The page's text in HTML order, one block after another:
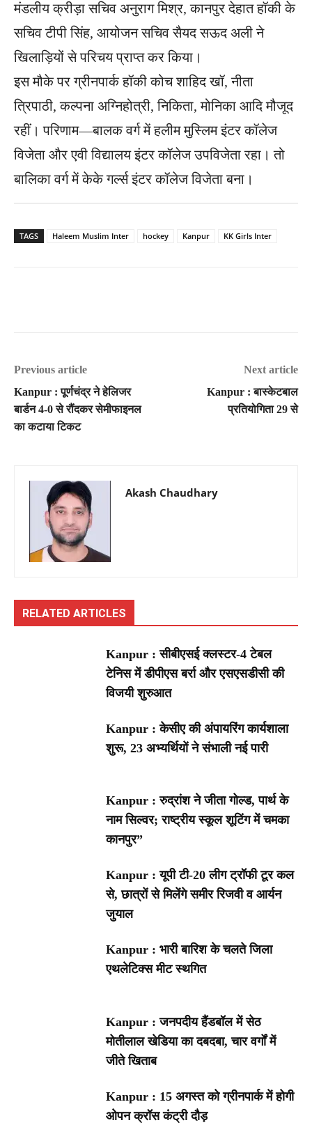
मंडलीय क्रीड़ा सचिव अनुराग मिश्र, कानपुर देहात हॉकी के
सचिव टीपी सिंह, आयोजन सचिव सैयद सऊद अली ने ​
खिलाड़ियों से परिचय प्राप्त कर किया।
इस मौके पर ग्रीनपार्क हॉकी कोच शाहिद खॉ, नीता
त्रिपाठी, कल्पना अ​ग्निहोत्री, निकिता, मोनिका आदि मौजूद
रहीं। परिणाम—बालक वर्ग में हलीम मु​स्लिम इंटर कॉलेज
विजेता और एवी विद्यालय इंटर कॉलेज उपविजेता रहा। तो
बालिका वर्ग में केके गर्ल्स इंटर कॉलेज विजेता बना।
TAGS Haleem Muslim Inter hockey Kanpur KK Girls Inter
Previous article
Kanpur : पूर्णचंद्र ने हेलिजर
बार्डन 4-0 से रौंदकर सेमीफाइनल
का कटाया टिकट
Next article
Kanpur : बास्केटबाल
प्रतियोगिता 29 से
Akash Chaudhary
RELATED ARTICLES
Kanpur : सीबीएसई क्लस्टर-4 टेबल
टेनिस में डीपीएस बर्रा और एसएसडीसी की
विजयी शुरुआत
Kanpur : केसीए की अंपायरिंग कार्यशाला
शुरू, 23 अभ्यर्थियों ने संभाली नई पारी
Kanpur : रुद्रांश ने जीता गोल्ड, पार्थ के
नाम सिल्वर; राष्ट्रीय स्कूल शूटिंग में चमका
कानपुर”
Kanpur : यूपी टी-20 लीग ट्रॉफी टूर कल
से, छात्रों से मिलेंगे समीर रिजवी व आर्यन
जुयाल
Kanpur : भारी बारिश के चलते जिला
एथलेटिक्स मीट स्थगित
Kanpur : जनपदीय हैंडबॉल में सेठ
मोतीलाल खेडिया का दबदबा, चार वर्गों में
जीते खिताब
Kanpur : 15 अगस्त को ग्रीनपार्क में होगी
ओपन क्रॉस कंट्री दौड़